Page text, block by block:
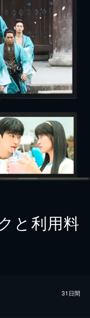
と利用料
31日間